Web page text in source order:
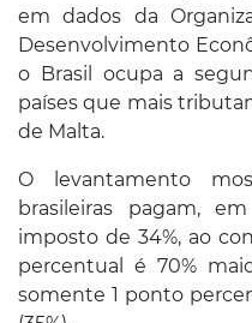
em dados da
Desenvolvimento
o Brasil ocupa a
países que mais
de Malta.
O levantamento
brasileiras pagam,
imposto de 34%, ao
percentual é 70%
somente 1 ponto